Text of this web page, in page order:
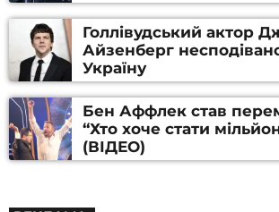
Голлівудський актор
Айзенберг
Україну
Бен Аффлек став
“Хто хоче стати
(ВІДЕО)